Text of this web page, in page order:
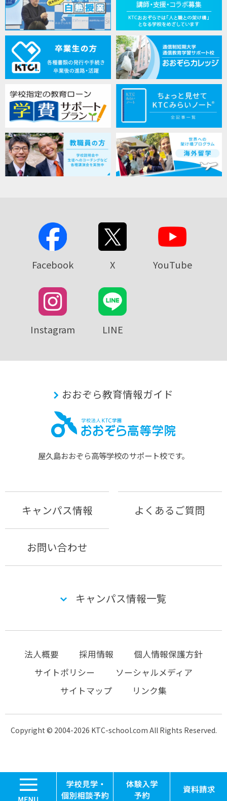
学校見学・個別相
体験入
Facebook X YouTube
Instagram LINE
おおぞら教育情報ガイド
屋久島おおぞら⾼等学校のサポート校です。
キャンパス情報 よくあるご質問
お問い合わせ
キャンパス情報一覧
法人概要 採用情報
個人情報保護方針
サイトポリシー
ソーシャルメディア
サイトマップ
リンク集
Copyright © 2004-2026 KTC-school.com All Rights Reserved.